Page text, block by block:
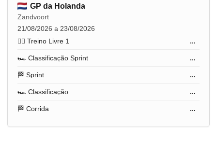
GP da Holanda
Zandvoort
21/08/2026 a 23/08/2026
🏋️‍♂️ Treino Livre 1
...
🏎️ Classificação Sprint ...
🏁 Sprint ...
🏎️ Classificação ...
🏁 Corrida ...